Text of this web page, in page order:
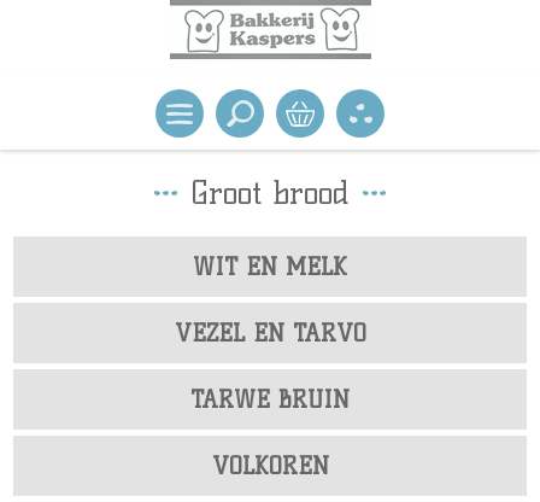
Groot brood
WIT EN MELK
VEZEL EN TARVO
TARWE BRUIN
VOLKOREN